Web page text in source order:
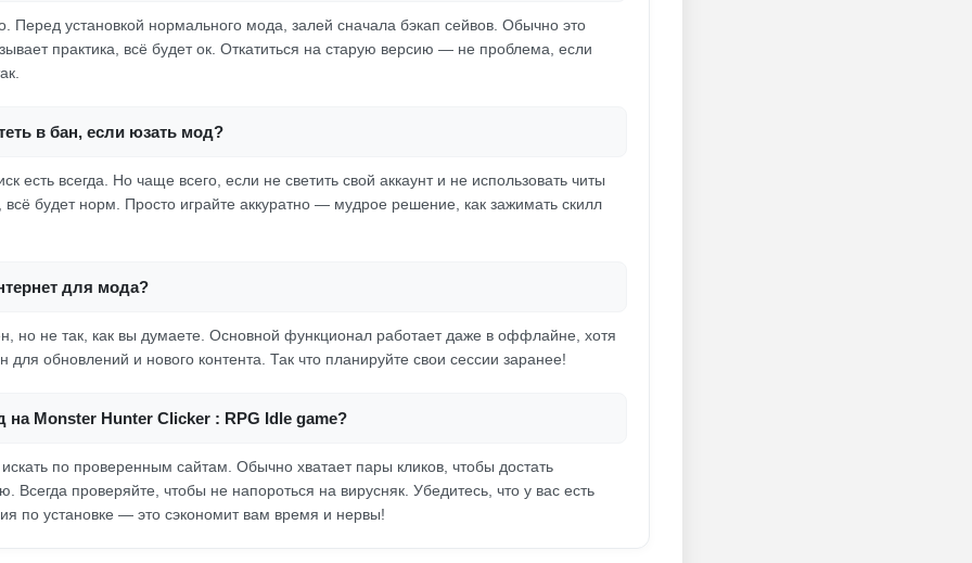
Перед установкой нормального мода, залей сначала бэкап сейвов. Обычно это
практика, всё будет ок. Откатиться на старую версию — не проблема, если
в бан, если юзать мод?
есть всегда. Но чаще всего, если не светить свой аккаунт и не использовать читы
всё будет норм. Просто играйте аккуратно — мудрое решение, как зажимать скилл
для мода?
но не так, как вы думаете. Основной функционал работает даже в оффлайне, хотя
для обновлений и нового контента. Так что планируйте свои сессии заранее!
на Monster Hunter Clicker : RPG Idle game?
по проверенным сайтам. Обычно хватает пары кликов, чтобы достать
Всегда проверяйте, чтобы не напороться на вирусняк. Убедитесь, что у вас есть
по установке — это сэкономит вам время и нервы!